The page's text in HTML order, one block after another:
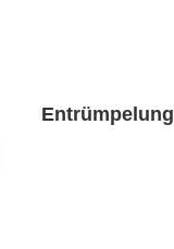
Entrümpelung